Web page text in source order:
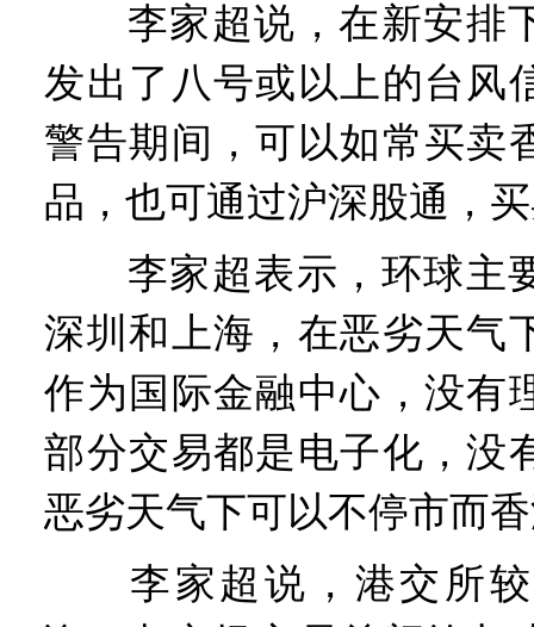
李家超说，在新安排
发出了八号或以上的台风
警告期间，可以如常买卖
品，也可通过沪深股通，
李家超表示，环球主
深圳和上海，在恶劣天气
作为国际金融中心，没有
部分交易都是电子化，没
恶劣天气下可以不停市而
李家超说，港交所较